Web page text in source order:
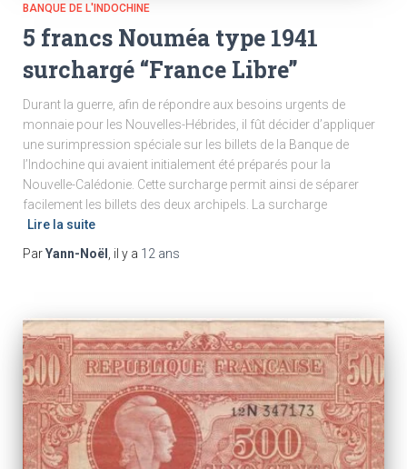
BANQUE DE L'INDOCHINE
5 francs Nouméa type 1941
surchargé “France Libre”
Durant la guerre, afin de répondre aux besoins urgents de
monnaie pour les Nouvelles-Hébrides, il fût décider d’appliquer
une surimpression spéciale sur les billets de la Banque de
l’Indochine qui avaient initialement été préparés pour la
Nouvelle-Calédonie. Cette surcharge permit ainsi de séparer
facilement les billets des deux archipels. La surcharge
Lire la suite
ParYann-Noël , il y a 12 ans